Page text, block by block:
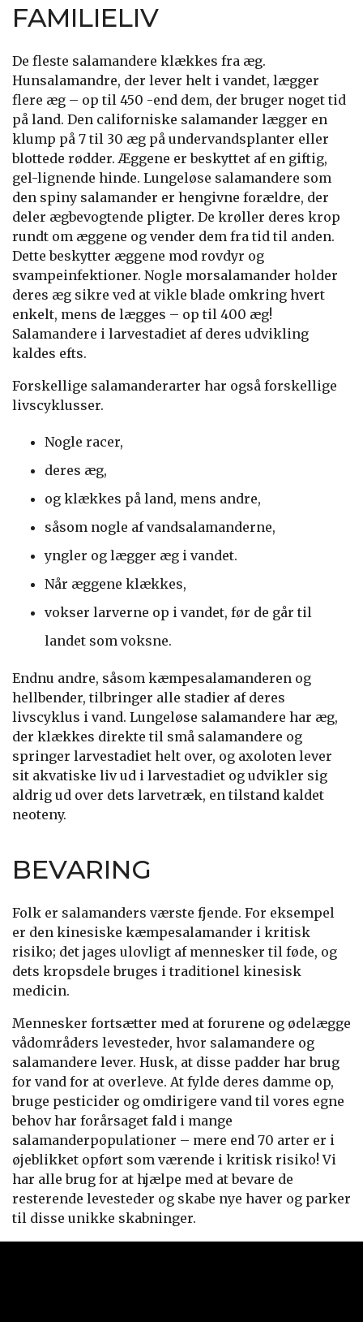
FAMILIELIV
De fleste salamandere klækkes fra æg.
Hunsalamandre, der lever helt i vandet, lægger
flere æg – op til 450 -end dem, der bruger noget tid
på land. Den californiske salamander lægger en
klump på 7 til 30 æg på undervandsplanter eller
blottede rødder. Æggene er beskyttet af en giftig,
gel-lignende hinde. Lungeløse salamandere som
den spiny salamander er hengivne forældre, der
deler ægbevogtende pligter. De krøller deres krop
rundt om æggene og vender dem fra tid til anden.
Dette beskytter æggene mod rovdyr og
svampeinfektioner. Nogle morsalamander holder
deres æg sikre ved at vikle blade omkring hvert
enkelt, mens de lægges – op til 400 æg!
Salamandere i larvestadiet af deres udvikling
kaldes efts.
Forskellige salamanderarter har også forskellige
livscyklusser.
Nogle racer,
deres æg,
og klækkes på land, mens andre,
såsom nogle af vandsalamanderne,
yngler og lægger æg i vandet.
Når æggene klækkes,
vokser larverne op i vandet, før de går til
landet som voksne.
Endnu andre, såsom kæmpesalamanderen og
hellbender, tilbringer alle stadier af deres
livscyklus i vand. Lungeløse salamandere har æg,
der klækkes direkte til små salamandere og
springer larvestadiet helt over, og axoloten lever
sit akvatiske liv ud i larvestadiet og udvikler sig
aldrig ud over dets larvetræk, en tilstand kaldet
neoteny.
BEVARING
Folk er salamanders værste fjende. For eksempel
er den kinesiske kæmpesalamander i kritisk
risiko; det jages ulovligt af mennesker til føde, og
dets kropsdele bruges i traditionel kinesisk
medicin.
Mennesker fortsætter med at forurene og ødelægge
vådområders levesteder, hvor salamandere og
salamandere lever. Husk, at disse padder har brug
for vand for at overleve. At fylde deres damme op,
bruge pesticider og omdirigere vand til vores egne
behov har forårsaget fald i mange
salamanderpopulationer – mere end 70 arter er i
øjeblikket opført som værende i kritisk risiko! Vi
har alle brug for at hjælpe med at bevare de
resterende levesteder og skabe nye haver og parker
til disse unikke skabninger.